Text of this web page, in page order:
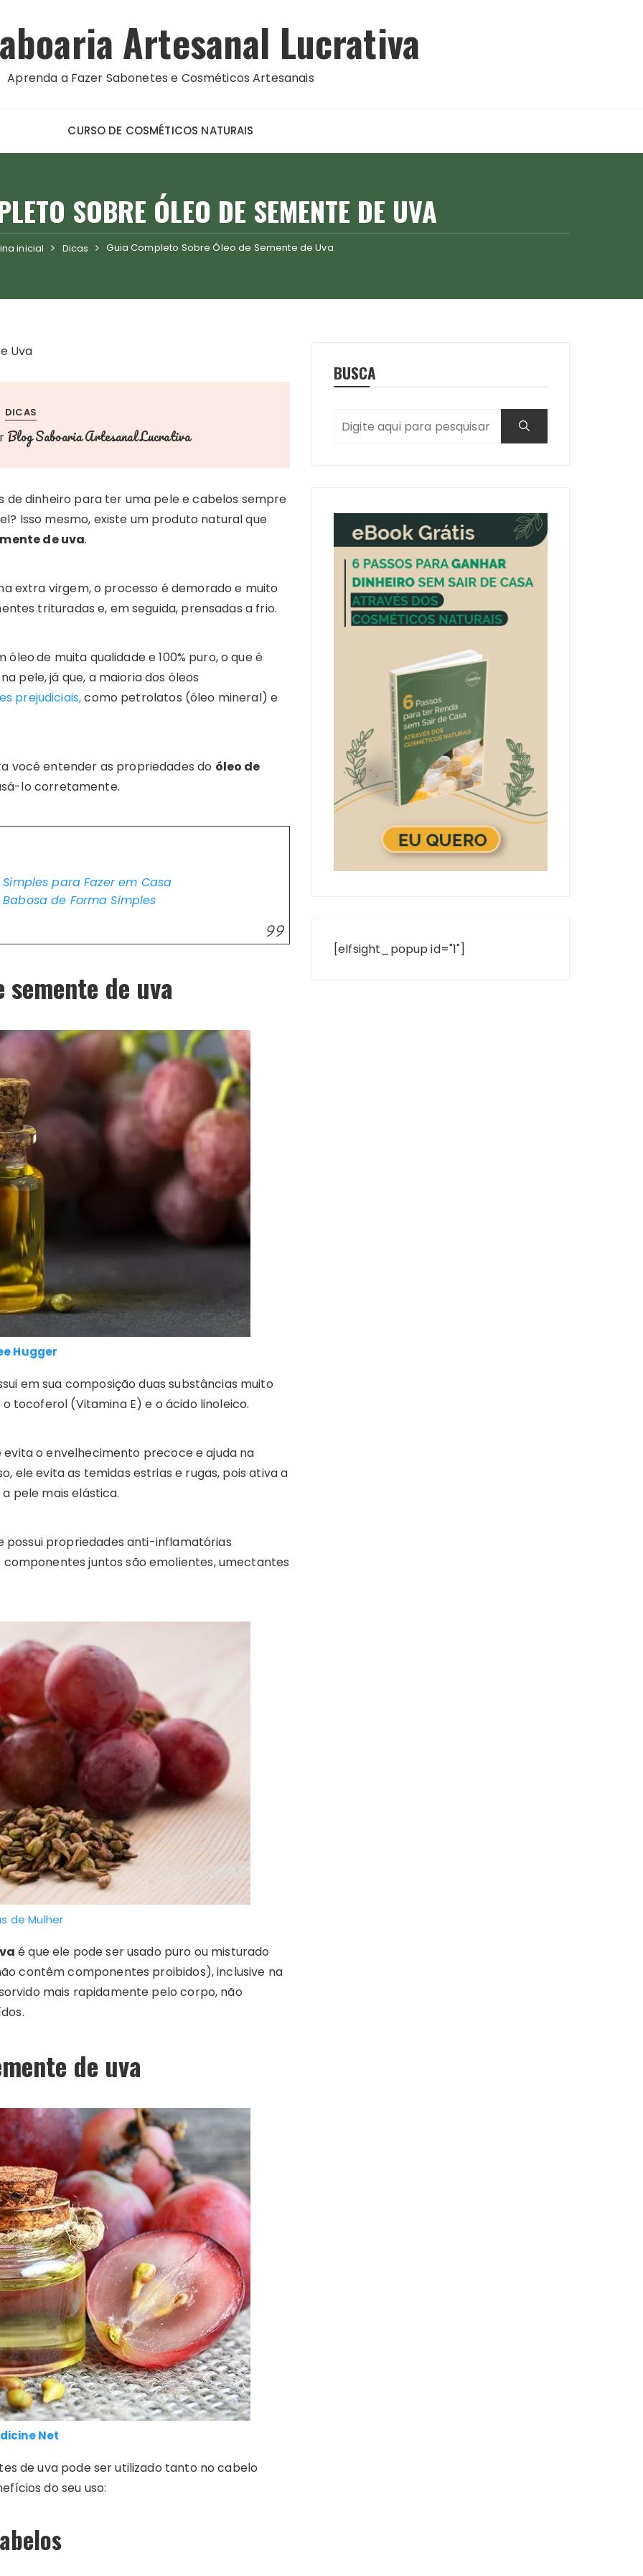
Artesanal Lucrativa
Aprenda a Fazer Sabonetes e Cosméticos Artesanais
CURSO DE COSMÉTICOS NATURAIS
SOBRE ÓLEO DE SEMENTE DE UVA
inicial Dicas Guia Completo Sobre Óleo de Semente de Uva
DICAS
Blog Saboaria Artesanal Lucrativa
de dinheiro para ter uma pele e cabelos sempre
Isso mesmo, existe um produto natural que
de uva.
extra virgem, o processo é demorado e muito
trituradas e, em seguida, prensadas a frio.
óleode muita qualidade e 100% puro, o que é
pele, já que, a maioria dos óleos
prejudiciais,como petrolatos (óleo mineral) e
você entender as propriedades do óleo de
lo corretamente.
para Fazer em Casa
de Forma Simples
de uva
Hugger
em sua composição duas substâncias muito
tocoferol (Vitamina E) e o ácido linoleico.
o envelhecimento precoce e ajuda na
ele evita as temidas estrias e rugas, pois ativa a
pele mais elástica.
possui propriedades anti-inflamatórias
juntos são emolientes, umectantes
de Mulher
é que ele pode ser usado puro ou misturado
contêm componentes proibidos), inclusive na
mais rapidamente pelo corpo, não
de uva
Net
de uva pode ser utilizado tanto no cabelo
do seu uso:
BUSCA
[elfsight_popup id="1"]